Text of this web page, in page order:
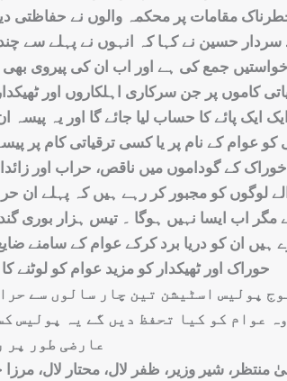
مقامات پر محکمہ والوں نے حفاظتی
حسین نے کہا کہ انہوں نے پہلے سے
جمع کی ہے اور اب ان کی پیروی بھی
کاموں پر جن سرکاری اہلکاروں اور
ایک پائے کا حساب لیا جائے گا اور یہ پیسہ
کو عوام کے نام پر یا کسی ترقیاتی کام پر
کے گوداموں میں ناقص، حراب اور
لوگوں کو مجبور کر رہے ہیں کہ پہلے ان
مگر اب ایسا نہیں ہوگا ۔ تیس ہزار بوری
ان کو دریا برد کرکے عوام کے سامنے ضایع
حوراک اور ٹھیکدار کو مزید عوام کو لوٹنے
پولیس اسٹیشن تین چار سالوں سے
عوام کو کیا تحفظ دیں گے یہ پولیس
عارضی طور پر
شیر وزیر، ظفر لال، محتار لال، مرزا